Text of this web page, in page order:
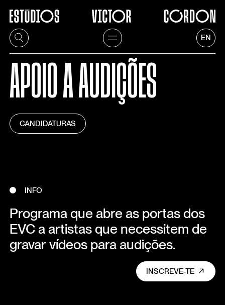
EN
APOIO A AUDIÇÕES
CANDIDATURAS
INFO
Programa que abre as portas dos
EVC a artistas que necessitem de
gravar vídeos para audições.
INSCREVE-TE